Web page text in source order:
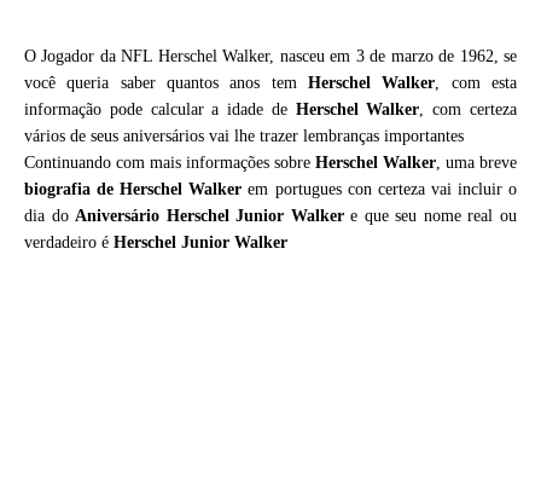
O Jogador da NFL Herschel Walker, nasceu em 3 de marzo de 1962, se
você queria saber quantos anos tem Herschel Walker, com esta
informação pode calcular a idade de Herschel Walker, com certeza
vários de seus aniversários vai lhe trazer lembranças importantes
Continuando com mais informações sobre Herschel Walker, uma breve
biografia deHerschel Walker em portugues con certeza vai incluir o
dia doAniversário Herschel Junior Walkere que seu nome real ou
verdadeiro é Herschel Junior Walker